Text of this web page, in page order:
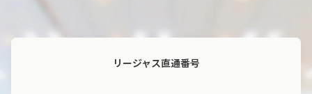
リージャス直通番号